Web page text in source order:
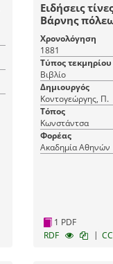
Ειδήσεις
Βάρνης
οχυράς παρά
και της εκεί
διγλώττου
Χρονολόγηση
1881
Τύπος τεκμηρίου
Βιβλίο
Δημιουργός
Κοντογεώργης, Π.
Τόπος
Κωνστάντσα
Φορέας
Ακαδημία Αθηνών
1 PDF
RDF
|